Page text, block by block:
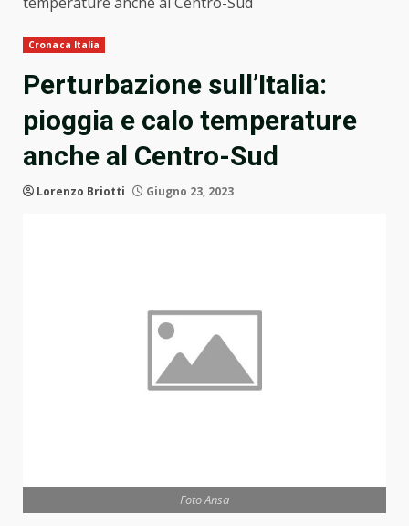
Cronaca Italia
Perturbazione sull’Italia:
pioggia e calo temperature
anche al Centro-Sud
Lorenzo Briotti Giugno 23, 2023
Foto Ansa